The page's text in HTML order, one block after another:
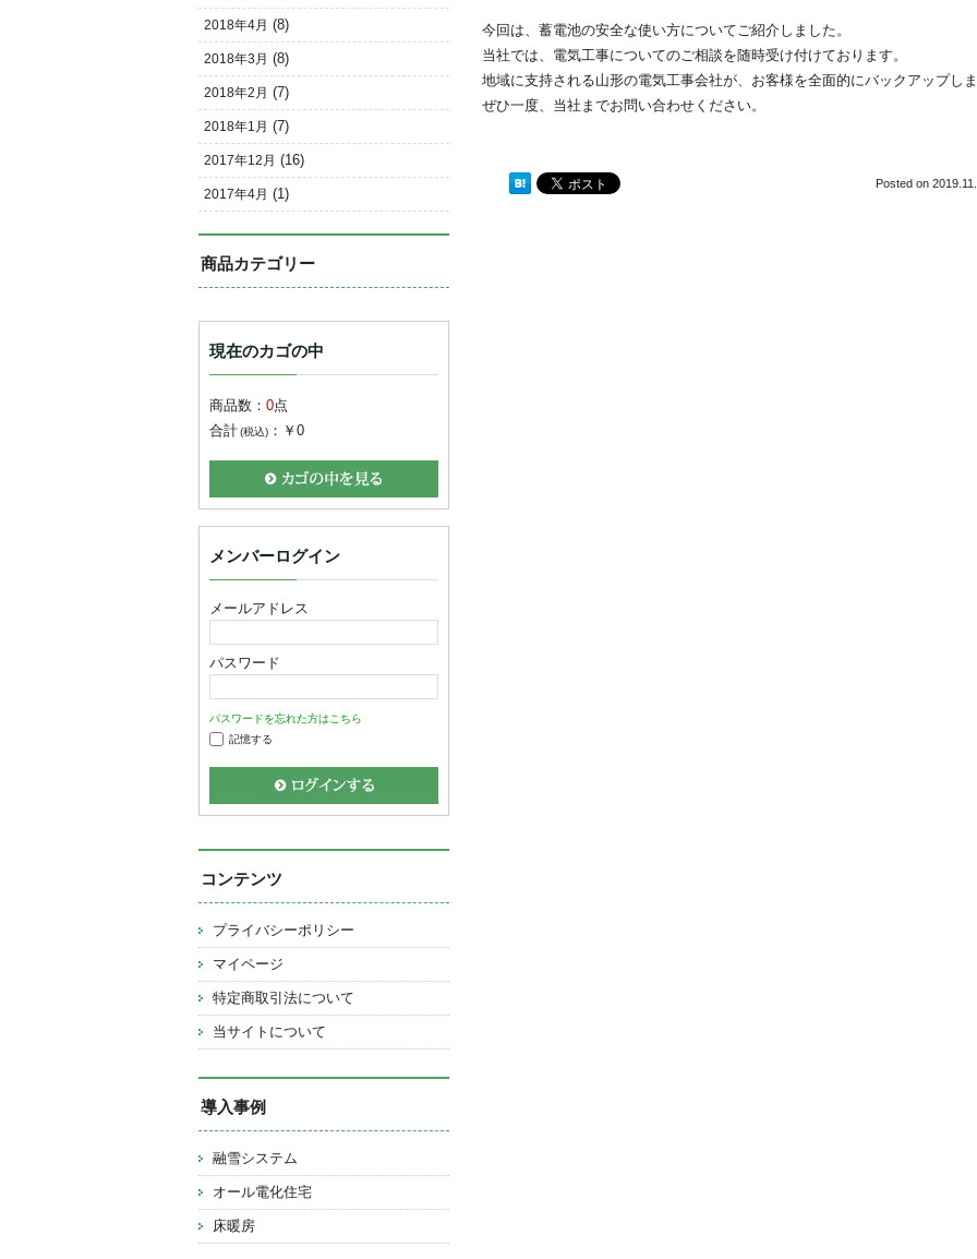
今回は、蓄電池の安全な使い方についてご紹介しました。
当社では、電気工事についてのご相談を随時受け付けております。
地域に支持される山形の電気工事会社が、お客様を全面的にバックアップしま
ぜひ一度、当社までお問い合わせください。
Posted on
2018年4月 (8)
2018年3月 (8)
2018年2月 (7)
2018年1月 (7)
2017年12月 (16)
2017年4月 (1)
商品カテゴリー
現在のカゴの中
商品数： 0点
合計(税込) ： ￥0
メンバーログイン
メールアドレス
パスワード
パスワードを忘れた方はこちら
記憶する
コンテンツ
プライバシーポリシー
マイページ
特定商取引法について
当サイトについて
導入事例
融雪システム
オール電化住宅
床暖房